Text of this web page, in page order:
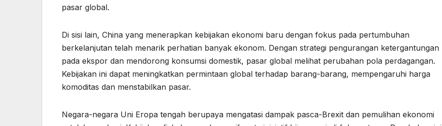
pasar global.
Di sisi lain, China yang menerapkan kebijakan ekonomi baru dengan fokus pada pertumbuhan
berkelanjutan telah menarik perhatian banyak ekonom. Dengan strategi pengurangan ketergantungan
pada ekspor dan mendorong konsumsi domestik, pasar global melihat perubahan pola perdagangan.
Kebijakan ini dapat meningkatkan permintaan global terhadap barang-barang, mempengaruhi harga
komoditas dan menstabilkan pasar.
Negara-negara Uni Eropa tengah berupaya mengatasi dampak pasca-Brexit dan pemulihan ekonomi